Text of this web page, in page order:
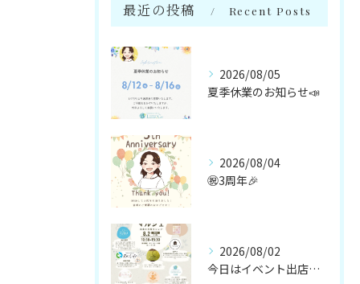
最近の投稿 Recent Posts
2026/08/05
夏季休業のお知らせ📣
2026/08/04
㊗️3周年🎉
2026/08/02
今日はイベント出店です🌻